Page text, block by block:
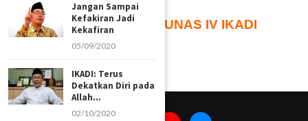
105 HariMenuju MUNAS IV IKADI
Jangan Sampai
Kefakiran Jadi
Kekafiran
05/09/2020
IKADI: Terus
Dekatkan Diri pada
Allah...
02/10/2020